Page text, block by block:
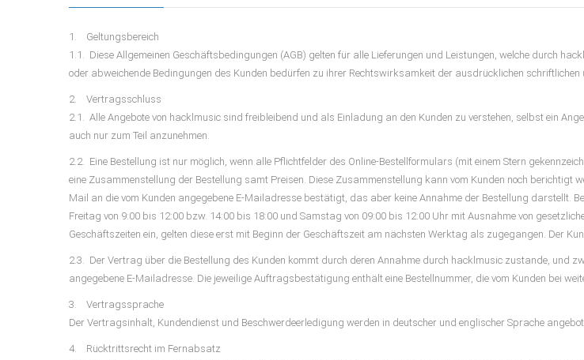
1. Geltungsbereich
1.1. Diese Allgemeinen Geschäftsbedingungen (AGB) gelten für alle Lieferungen und Leistungen, welche durch
oder abweichende Bedingungen des Kunden bedürfen zu ihrer Rechtswirksamkeit der ausdrücklichen
2. Vertragsschluss
2.1. Alle Angebote von hacklmusic sind freibleibend und als Einladung an den Kunden zu verstehen, selbst ein
auch nur zum Teil anzunehmen.
2.2. Eine Bestellung ist nur möglich, wenn alle Pflichtfelder des Online-Bestellformulars (mit einem Stern
eine Zusammenstellung der Bestellung samt Preisen. Diese Zusammenstellung kann vom Kunden noch
Mail an die vom Kunden angegebene E-Mailadresse bestätigt, das aber keine Annahme der Bestellung darstellt.
Freitag von 9:00 bis 12:00 bzw. 14:00 bis 18:00 und Samstag von 09:00 bis 12:00 Uhr mit Ausnahme von
Geschäftszeiten ein, gelten diese erst mit Beginn der Geschäftszeit am nächsten Werktag als zugegangen. Der
2.3. Der Vertrag über die Bestellung des Kunden kommt durch deren Annahme durch hacklmusic zustande, und
angegebene E-Mailadresse. Die jeweilige Auftragsbestätigung enthält eine Bestellnummer, die vom Kunden bei
3. Vertragssprache
Der Vertragsinhalt, Kundendienst und Beschwerdeerledigung werden in deutscher und englischer Sprache
4. Rücktrittsrecht im Fernabsatz